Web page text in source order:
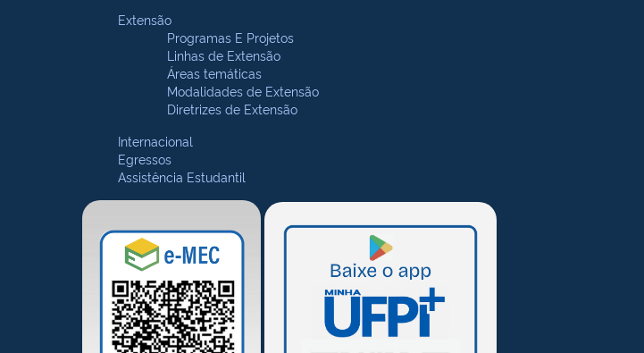
Extensão
Programas E Projetos
Linhas de Extensão
Áreas temáticas
Modalidades de Extensão
Diretrizes de Extensão
Internacional
Egressos
Assistência Estudantil